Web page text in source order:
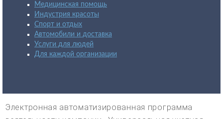
Медицинская помощь
Индустрия красоты
Спорт и отдых
Автомобили и доставка
Услуги для людей
Для каждой организации
Электронная автоматизированная программа